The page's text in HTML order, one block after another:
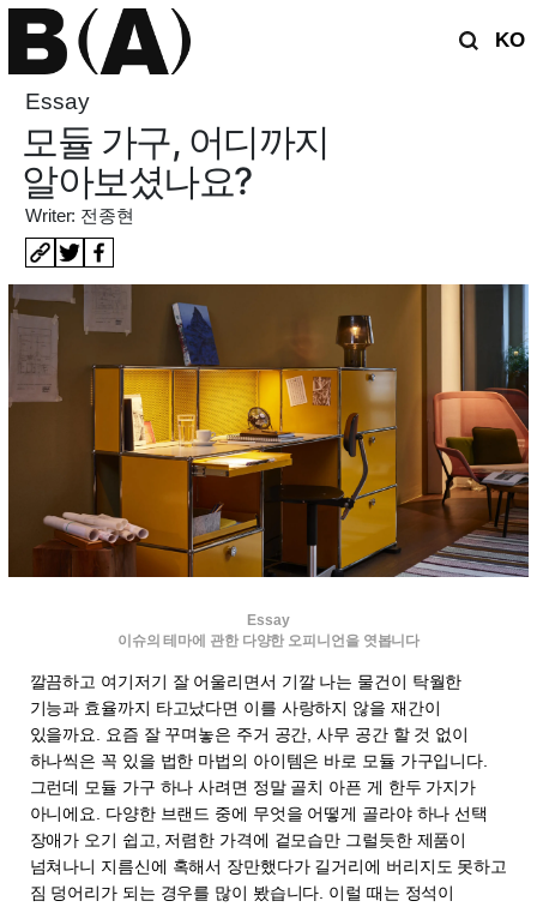
KO
Essay
모듈 가구, 어디까지
알아보셨나요?
Writer: 전종현
Essay
이슈의 테마에 관한 다양한 오피니언을 엿봅니다
깔끔하고 여기저기 잘 어울리면서 기깔 나는 물건이 탁월한
기능과 효율까지 타고났다면 이를 사랑하지 않을 재간이
있을까요. 요즘 잘 꾸며놓은 주거 공간, 사무 공간 할 것 없이
하나씩은 꼭 있을 법한 마법의 아이템은 바로 모듈 가구입니다.
그런데 모듈 가구 하나 사려면 정말 골치 아픈 게 한두 가지가
아니에요. 다양한 브랜드 중에 무엇을 어떻게 골라야 하나 선택
장애가 오기 쉽고, 저렴한 가격에 겉모습만 그럴듯한 제품이
넘쳐나니 지름신에 혹해서 장만했다가 길거리에 버리지도 못하고
짐 덩어리가 되는 경우를 많이 봤습니다. 이럴 때는 정석이